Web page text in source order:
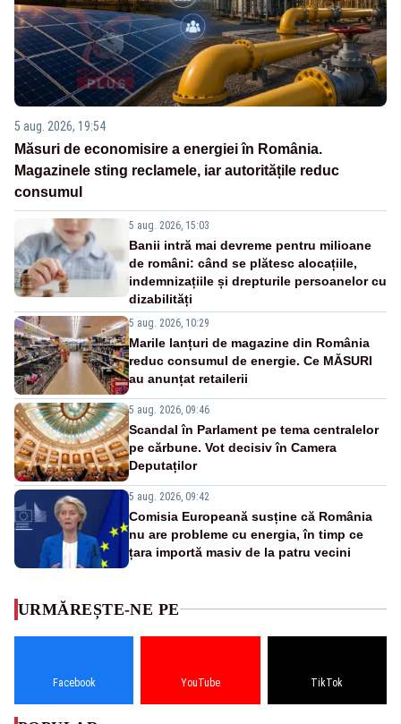
5 aug. 2026, 19:54
Măsuri de economisire a energiei în România.
Magazinele sting reclamele, iar autoritățile reduc
consumul
5 aug. 2026, 15:03
Banii intră mai devreme pentru milioane
de români: când se plătesc alocațiile,
indemnizațiile și drepturile persoanelor cu
dizabilități
5 aug. 2026, 10:29
Marile lanțuri de magazine din România
reduc consumul de energie. Ce MĂSURI
au anunțat retailerii
5 aug. 2026, 09:46
Scandal în Parlament pe tema centralelor
pe cărbune. Vot decisiv în Camera
Deputaților
5 aug. 2026, 09:42
Comisia Europeană susține că România
nu are probleme cu energia, în timp ce
țara importă masiv de la patru vecini
URMĂREȘTE-NE PE
Facebook YouTube TikTok